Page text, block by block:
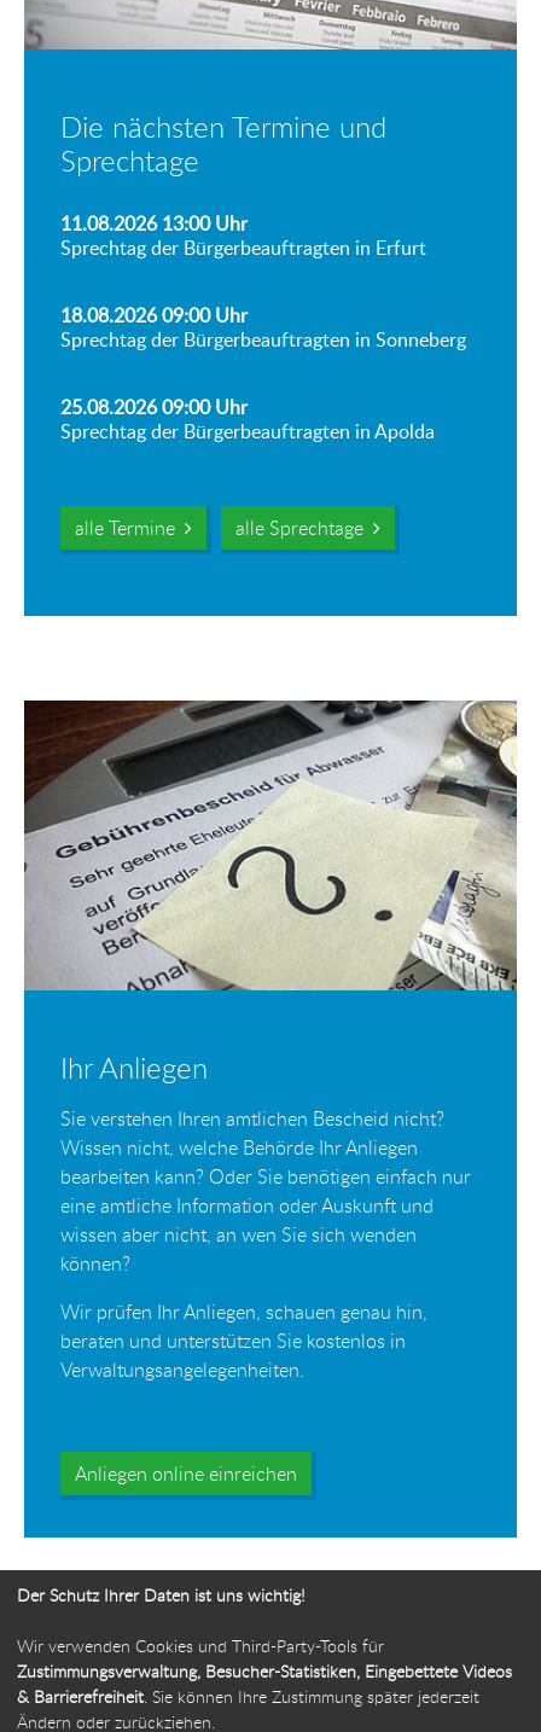
Die nächsten Termine und
Sprechtage
11.08.2026 13:00Uhr
Sprechtag der Bürgerbeauftragten in Erfurt
18.08.2026 09:00Uhr
Sprechtag der Bürgerbeauftragten in Sonneberg
25.08.2026 09:00Uhr
Sprechtag der Bürgerbeauftragten in Apolda
alle Termine alle Sprechtage
Ihr Anliegen
Sie verstehen Ihren amtlichen Bescheid nicht?
Wissen nicht, welche Behörde Ihr Anliegen
bearbeiten kann? Oder Sie benötigen einfach nur
eine amtliche Information oder Auskunft und
wissen aber nicht, an wen Sie sich wenden
können?
Wir prüfen Ihr Anliegen, schauen genau hin,
beraten und unterstützen Sie kostenlos in
Verwaltungsangelegenheiten.
Anliegen online einreichen
Ihr Weg zur Bürgerbeauftragten
Der Schutz Ihrer Daten ist uns wichtig!
Wir verwenden Cookies und Third-Party-Tools für
Zustimmungsverwaltung, Besucher-Statistiken, Eingebettete Videos
& Barrierefreiheit. Sie können Ihre Zustimmung später jederzeit
Ändern oder zurückziehen.